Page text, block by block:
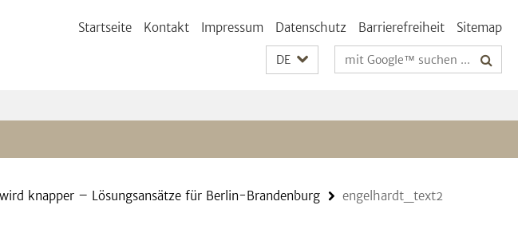
Startseite Kontakt Impressum Datenschutz Barrierefreiheit Sitemap
DE Suchbegriffe
knapper – Lösungsansätze für Berlin-Brandenburg engelhardt_text2